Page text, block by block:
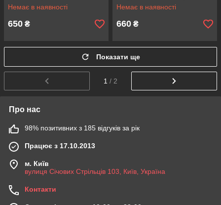
Немає в наявності
650 ₴
Немає в наявності
660 ₴
Показати ще
1 / 2
Про нас
98% позитивних з 185 відгуків за рік
Працює з 17.10.2013
м. Київ
вулиця Січових Стрільців 103, Київ, Україна
Контакти